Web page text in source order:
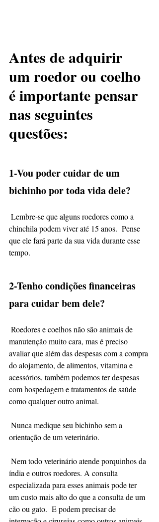
Antes de adquirir
um roedor ou coelho
é importante pensar
nas seguintes
questões:
1-Vou poder cuidar de um
bichinho por toda vida dele?
chinchila podem viver até 15 anos.  Pense
que ele fará parte da sua vida durante esse
tempo.
2-Tenho condições financeiras
para cuidar bem dele?
manutenção muito cara, mas é preciso
avaliar que além das despesas com a compra
do alojamento, de alimentos, vitamina e
acessórios, também podemos ter despesas
com hospedagem e tratamentos de saúde
como qualquer outro animal.
orientação de um veterinário.
índia e outros roedores. A consulta
especializada para esses animais pode ter
um custo mais alto do que a consulta de um
cão ou gato.  E podem precisar de